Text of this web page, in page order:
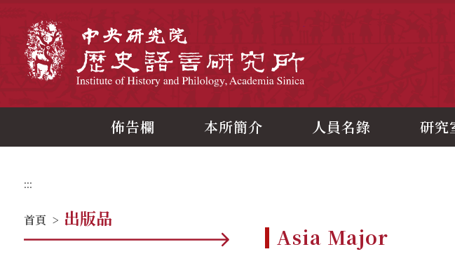
佈告欄 本所簡介 人員名錄 研究
:::
首頁 > 出版品
Asia Major